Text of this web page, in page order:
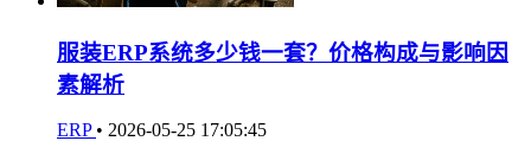
服装ERP系统多少钱一套？价格构成与影响因
素解析
ERP • 2026-05-25 17:05:45